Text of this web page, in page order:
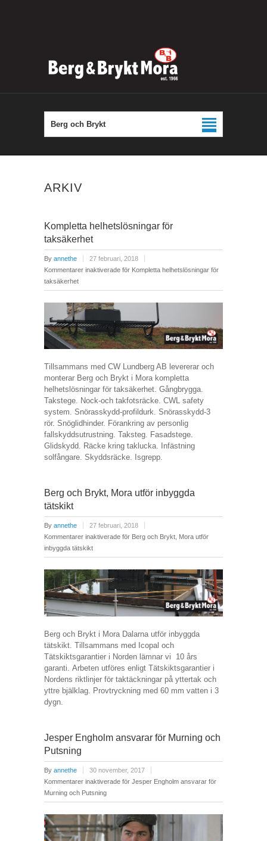
Berg och Brykt
ARKIV
Kompletta helhetslösningar för
taksäkerhet
By annethe
27 februari, 2018
Kommentarer inaktiverade för Kompletta helhetslösningar för
taksäkerhet
Tillsammans med CW Lundberg AB levererar och
monterar Berg och Brykt i Mora kompletta
helhetslösningar för taksäkerhet. Gångbrygga.
Takstege. Nock-och takfotsräcke. CWL safety
system. Snörasskydd-profildurk. Snörasskydd-3
rör. Snöglidhinder. Förankring av personlig
fallskyddsutrustning. Taksteg. Fasadstege.
Glidskydd. Räcke kring taklucka. Infästning
solfångare. Skyddsräcke. Isgrepp.
Berg och Brykt, Mora utför inbyggda
tätskikt
By annethe
27 februari, 2018
Kommentarer inaktiverade för Berg och Brykt, Mora utför
inbyggda tätskikt
Berg och Brykt i Mora Dalarna utför inbyggda
tätskikt. Tillsammans med Icopal och
Tätskiktsgarantier i Norden lämnar vi 10 års
garanti. Arbeten utföres enligt Tätskiktsgarantier i
Nordens riktlinjer för taktäckningar på yttertak och
yttre bjälklag. Provtryckning med 60 mm vatten i 3
dygn.
Jesper Engholm ansvarar för Murning och
Putsning
By annethe
30 november, 2017
Kommentarer inaktiverade för Jesper Engholm ansvarar för
Murning och Putsning